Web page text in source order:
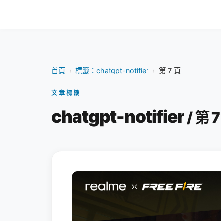
首頁 › 標籤：chatgpt-notifier › 第 7 頁
文章標籤
chatgpt-notifier/ 第